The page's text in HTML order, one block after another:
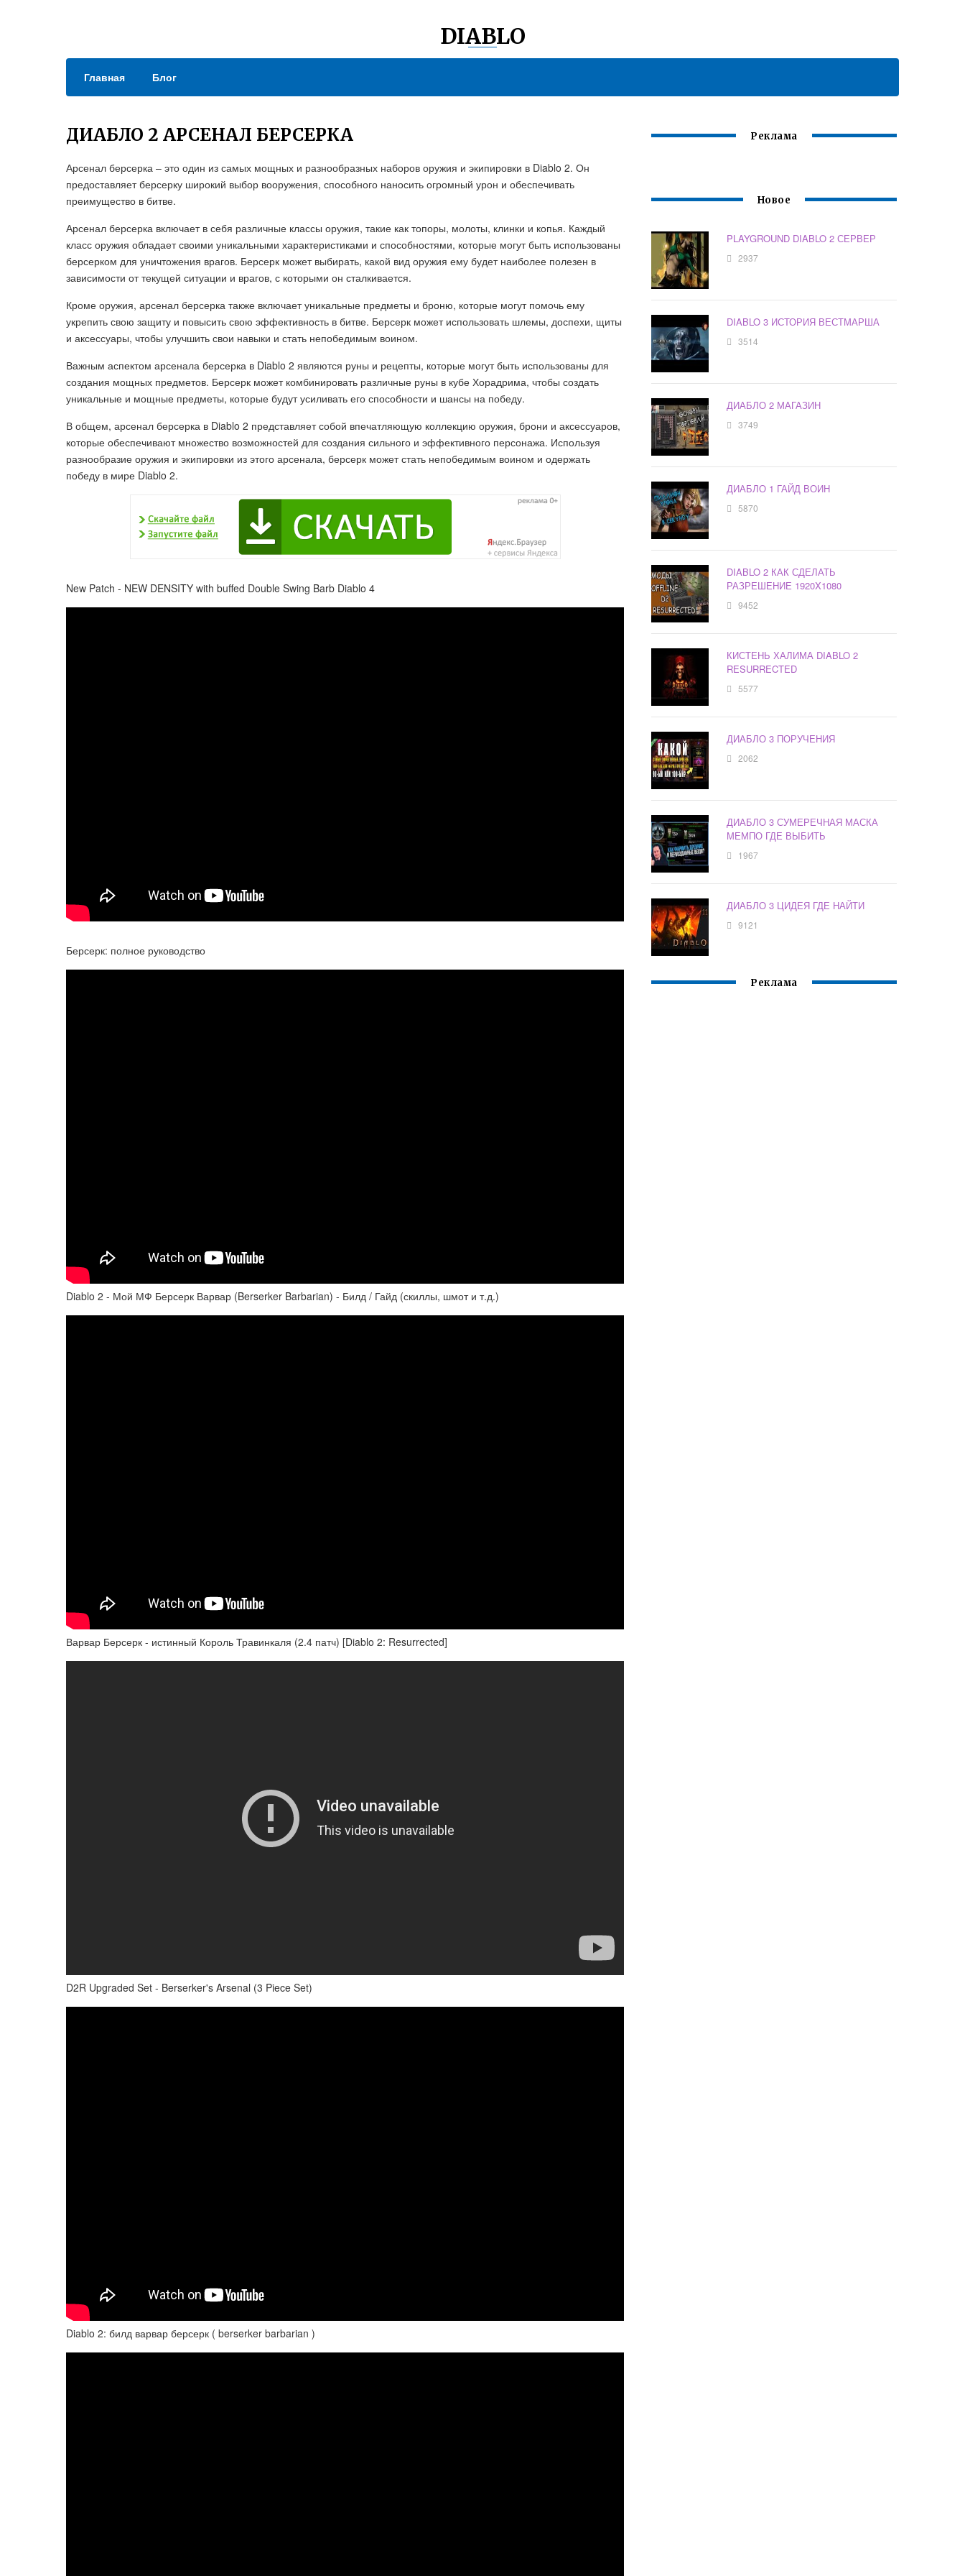
DIABLO
Главная Блог
ДИАБЛО 2 АРСЕНАЛ БЕРСЕРКА
Арсенал берсерка – это один из самых мощных и разнообразных наборов оружия и экипировки в Diablo 2. Он
предоставляет берсерку широкий выбор вооружения, способного наносить огромный урон и обеспечивать
преимущество в битве.
Арсенал берсерка включает в себя различные классы оружия, такие как топоры, молоты, клинки и копья. Каждый
класс оружия обладает своими уникальными характеристиками и способностями, которые могут быть использованы
берсерком для уничтожения врагов. Берсерк может выбирать, какой вид оружия ему будет наиболее полезен в
зависимости от текущей ситуации и врагов, с которыми он сталкивается.
Кроме оружия, арсенал берсерка также включает уникальные предметы и броню, которые могут помочь ему
укрепить свою защиту и повысить свою эффективность в битве. Берсерк может использовать шлемы, доспехи, щиты
и аксессуары, чтобы улучшить свои навыки и стать непобедимым воином.
Важным аспектом арсенала берсерка в Diablo 2 являются руны и рецепты, которые могут быть использованы для
создания мощных предметов. Берсерк может комбинировать различные руны в кубе Хорадрима, чтобы создать
уникальные и мощные предметы, которые будут усиливать его способности и шансы на победу.
В общем, арсенал берсерка в Diablo 2 представляет собой впечатляющую коллекцию оружия, брони и аксессуаров,
которые обеспечивают множество возможностей для создания сильного и эффективного персонажа. Используя
разнообразие оружия и экипировки из этого арсенала, берсерк может стать непобедимым воином и одержать
победу в мире Diablo 2.
New Patch - NEW DENSITY with buffed Double Swing Barb Diablo 4
Берсерк: полное руководство
Diablo 2 - Мой МФ Берсерк Варвар (Berserker Barbarian) - Билд / Гайд (скиллы, шмот и т.д.)
Варвар Берсерк - истинный Король Травинкаля (2.4 патч) [Diablo 2: Resurrected]
D2R Upgraded Set - Berserker's Arsenal (3 Piece Set)
Diablo 2: билд варвар берсерк ( berserker barbarian )
Реклама
Новое
PLAYGROUND DIABLO 2 СЕРВЕР
2937
DIABLO 3 ИСТОРИЯ ВЕСТМАРША
3514
ДИАБЛО 2 МАГАЗИН
3749
ДИАБЛО 1 ГАЙД ВОИН
5870
DIABLO 2 КАК СДЕЛАТЬ
РАЗРЕШЕНИЕ 1920X1080
9452
КИСТЕНЬ ХАЛИМА DIABLO 2
RESURRECTED
5577
ДИАБЛО 3 ПОРУЧЕНИЯ
2062
ДИАБЛО 3 СУМЕРЕЧНАЯ МАСКА
МЕМПО ГДЕ ВЫБИТЬ
1967
ДИАБЛО 3 ЦИДЕЯ ГДЕ НАЙТИ
9121
Реклама